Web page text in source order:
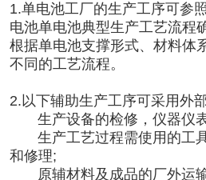
1.单电池工厂的生产工序可参
电池单电池典型生产工艺流程
根据单电池支撑形式、材料体
不同的工艺流程。
2.以下辅助生产工序可采用外
生产设备的检修，仪器仪
生产工艺过程需使用的工
和修理;
原辅材料及成品的厂外运